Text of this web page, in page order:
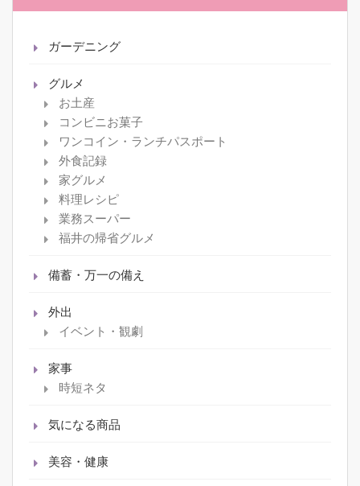
ガーデニング
グルメ
お土産
コンビニお菓子
ワンコイン・ランチパスポート
外食記録
家グルメ
料理レシピ
業務スーパー
福井の帰省グルメ
備蓄・万一の備え
外出
イベント・観劇
家事
時短ネタ
気になる商品
美容・健康